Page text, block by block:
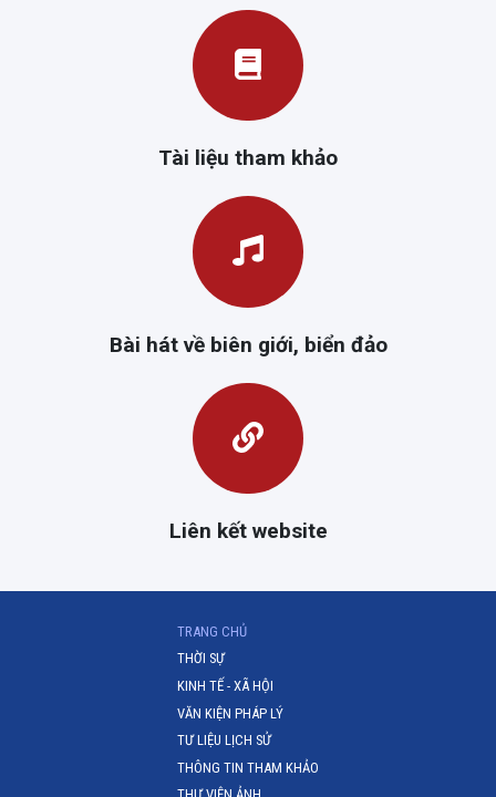
Tài liệu tham khảo
Bài hát về biên giới, biển đảo
Liên kết website
TRANG CHỦ(CURRENT)
THỜI SỰ
KINH TẾ - XÃ HỘI
VĂN KIỆN PHÁP LÝ
TƯ LIỆU LỊCH SỬ
THÔNG TIN THAM KHẢO